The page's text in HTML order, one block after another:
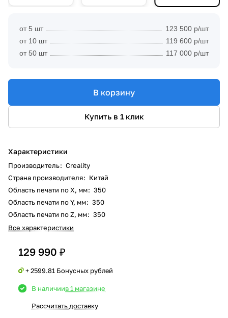
от 5 шт
123 500 р/шт
от 10 шт
119 600 р/шт
от 50 шт
117 000 р/шт
В корзину
Купить в 1 клик
Характеристики
Производитель: Creality
Страна производителя: Китай
Область печати по X, мм: 350
Область печати по Y, мм: 350
Область печати по Z, мм: 350
Все характеристики
129 990 ₽
+ 2599.81 Бонусных рублей
В наличиив 1 магазине
Рассчитать доставку